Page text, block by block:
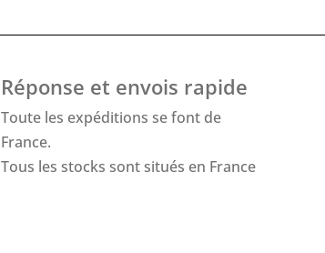
Réponse et envois rapide
Toute les expéditions se font de
France.
Tous les stocks sont situés en France